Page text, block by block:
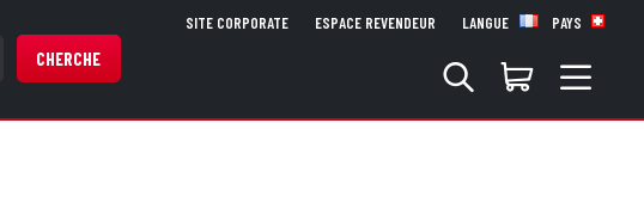
CHERCHE
SITE CORPORATE ESPACE REVENDEUR LANGUE PAYS